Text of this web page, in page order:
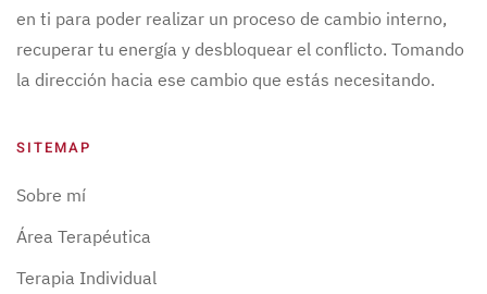
en ti para poder realizar un proceso de cambio interno,
recuperar tu energía y desbloquear el conflicto. Tomando
la dirección hacia ese cambio que estás necesitando.
SITEMAP
Sobre mí
Área Terapéutica
Terapia Individual